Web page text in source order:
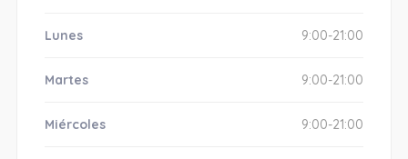
Lunes 9:00-21:00
Martes 9:00-21:00
Miércoles 9:00-21:00